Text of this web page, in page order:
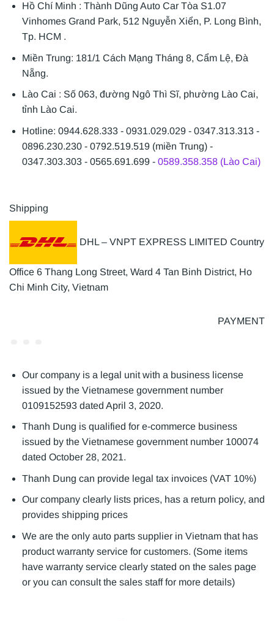
Hồ Chí Minh : Thành Dũng Auto Car Tòa S1.07
Vinhomes Grand Park, 512 Nguyễn Xiển, P. Long Bình,
Tp. HCM .
Miền Trung: 181/1 Cách Mạng Tháng 8, Cẩm Lệ, Đà
Nẵng.
Lào Cai : Số 063, đường Ngô Thì Sĩ, phường Lào Cai,
tỉnh Lào Cai.
Hotline: 0944.628.333 - 0931.029.029 - 0347.313.313 -
0896.230.230 - 0792.519.519 (miền Trung) -
0347.303.303 - 0565.691.699 - 0589.358.358 (Lào Cai)
Shipping
DHL – VNPT EXPRESS LIMITED Country
Office 6 Thang Long Street, Ward 4 Tan Binh District, Ho
Chi Minh City, Vietnam
PAYMENT
Our company is a legal unit with a business license
issued by the Vietnamese government number
0109152593 dated April 3, 2020.
Thanh Dung is qualified for e-commerce business
issued by the Vietnamese government number 100074
dated October 28, 2021.
Thanh Dung can provide legal tax invoices (VAT 10%)
Our company clearly lists prices, has a return policy, and
provides shipping prices
We are the only auto parts supplier in Vietnam that has
product warranty service for customers. (Some items
have warranty service clearly stated on the sales page
or you can consult the sales staff for more details)